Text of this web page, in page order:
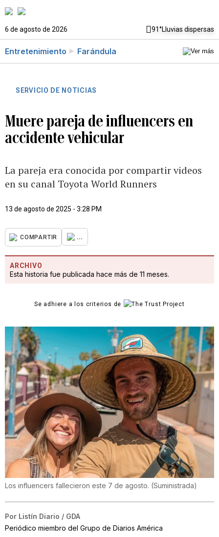
6 de agosto de 2026 91°Lluvias dispersas
Entretenimiento Farándula
SERVICIO DE NOTICIAS
Muere pareja de influencers en
accidente vehicular
La pareja era conocida por compartir videos
en su canal Toyota World Runners
13 de agosto de 2025 - 3:28 PM
COMPARTIR ...
ARCHIVO
Esta historia fue publicada hace más de 11 meses.
Se adhiere a los criterios de
Los influencers fallecieron este 7 de agosto. (Suministrada)
Por Listín Diario / GDA
Periódico miembro del Grupo de Diarios América